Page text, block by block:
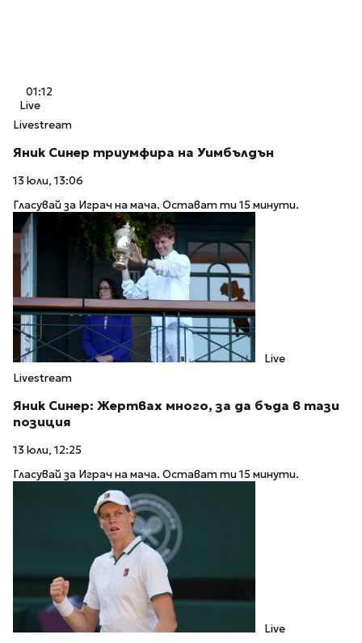
01:12
Live
Livestream
Яник Синер триумфира на Уимбълдън
13 юли, 13:06
Гласувай за Играч на мача. Остават ти 15 минути.
Live
Livestream
Яник Синер: Жертвах много, за да бъда в тази
позиция
13 юли, 12:25
Гласувай за Играч на мача. Остават ти 15 минути.
Live